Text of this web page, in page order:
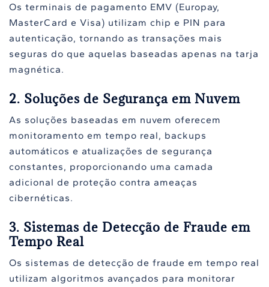
Os terminais de pagamento EMV (Europay,
MasterCard e Visa) utilizam chip e PIN para
autenticação, tornando as transações mais
seguras do que aquelas baseadas apenas na tarja
magnética.
2. Soluções de Segurança em Nuvem
As soluções baseadas em nuvem oferecem
monitoramento em tempo real, backups
automáticos e atualizações de segurança
constantes, proporcionando uma camada
adicional de proteção contra ameaças
cibernéticas.
3. Sistemas de Detecção de Fraude em
Tempo Real
Os sistemas de detecção de fraude em tempo real
utilizam algoritmos avançados para monitorar